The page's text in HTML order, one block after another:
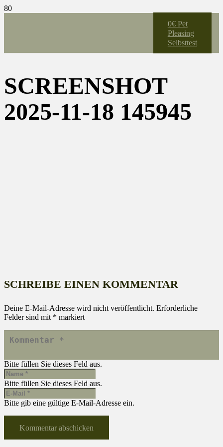
0€ Pet
Pleasing
Selbsttest
SCREENSHOT
2025-11-18 145945
SCHREIBE EINEN KOMMENTAR
Deine E-Mail-Adresse wird nicht veröffentlicht. Erforderliche
Felder sind mit * markiert
Bitte füllen Sie dieses Feld aus.
Bitte füllen Sie dieses Feld aus.
Bitte gib eine gültige E-Mail-Adresse ein.
Kommentar abschicken